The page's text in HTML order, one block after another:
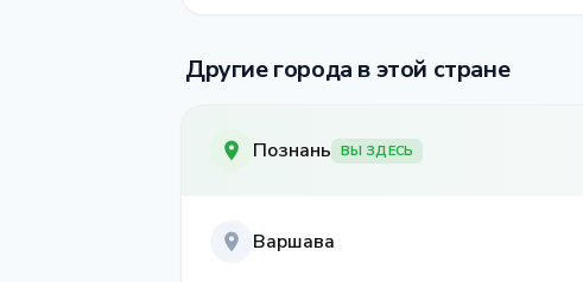
Другие города в этой стране
Познань ВЫ ЗДЕСЬ
Варшава